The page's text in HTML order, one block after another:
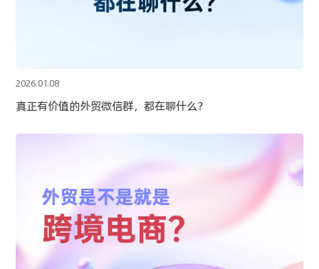
2026.01.08
真正有价值的外贸微信群，都在聊什么？